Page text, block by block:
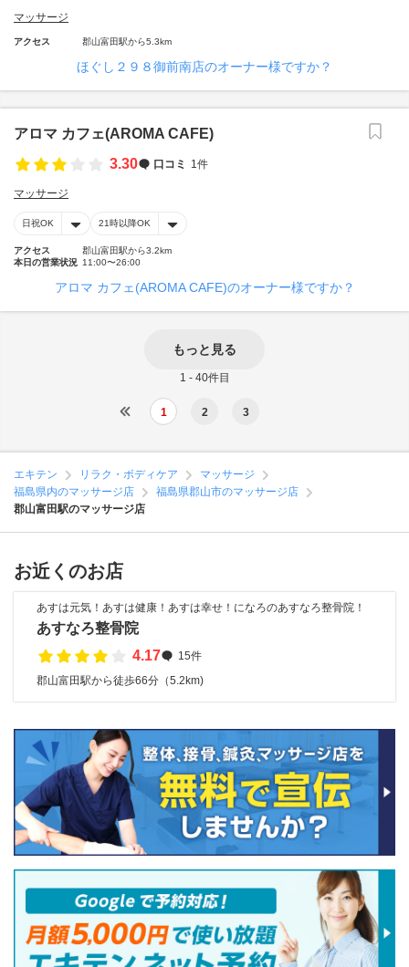
マッサージ
アクセス 郡山富田駅から5.3km
ほぐし２９８御前南店のオーナー様ですか？
アロマ カフェ(AROMA CAFE)
3.30
口コミ 1件
マッサージ
日祝OK 21時以降OK
アクセス
郡山富田駅から3.2km
本日の営業状況 11:00〜26:00
アロマ カフェ(AROMA CAFE)のオーナー様ですか？
もっと見る
1 - 40件目
1 2 3
エキテン リラク・ボディケア
マッサージ
福島県内のマッサージ店
福島県郡山市のマッサージ店
郡山富田駅のマッサージ店
お近くのお店
あすは元気！あすは健康！あすは幸せ！になろのあすなろ整骨院！
あすなろ整骨院
4.17
15件
郡山富田駅から徒歩66分（5.2km)